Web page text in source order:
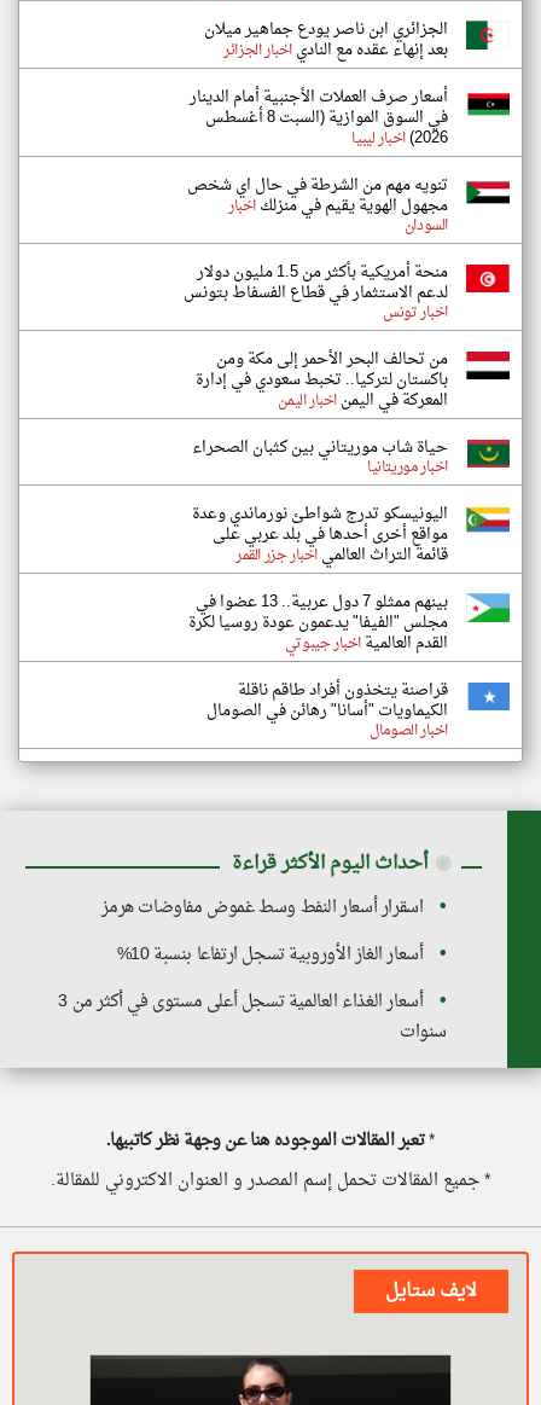
الجزائري ابن ناصر يودع جماهير ميلان
بعد إنهاء عقده مع النادياخبار الجزائر
أسعار صرف العملات الأجنبية أمام الدينار
في السوق الموازية (السبت 8 أغسطس
2026) اخبار ليبيا
تنويه مهم من الشرطة في حال اي شخص
مجهول الهوية يقيم في منزلكاخبار
السودان
منحة أمريكية بأكثر من 1.5 مليون دولار
لدعم الاستثمار في قطاع الفسفاط بتونس
اخبار تونس
من تحالف البحر الأحمر إلى مكة ومن
باكستان لتركيا.. تخبط سعودي في إدارة
المعركة في اليمناخبار اليمن
حياة شاب موريتاني بين كثبان الصحراء
اخبار موريتانيا
اليونيسكو تدرج شواطئ نورماندي وعدة
مواقع أخرى أحدها في بلد عربي على
قائمة التراث العالمياخبار جزر القمر
بينهم ممثلو 7 دول عربية.. 13 عضوا في
مجلس "الفيفا" يدعمون عودة روسيا لكرة
القدم العالميةاخبار جيبوتي
قراصنة يتخذون أفراد طاقم ناقلة
الكيماويات "أسانا" رهائن في الصومال
اخبار الصومال
◉ أحداث اليوم الأكثر قراءة
اسقرار أسعار النفط وسط غموض مفاوضات هرمز
أسعار الغاز الأوروبية تسجل ارتفاعا بنسبة 10%
أسعار الغذاء العالمية تسجل أعلى مستوى في أكثر من 3
سنوات
*تعبر المقالات الموجوده هنا عن وجهة نظر كاتبيها.
* جميع المقالات تحمل إسم المصدر و العنوان الاكتروني للمقالة.
لايف ستايل